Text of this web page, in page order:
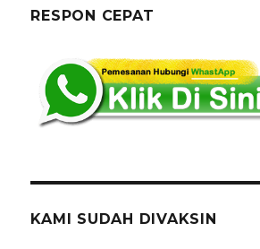
Selatan
RESPON CEPAT
KAMI SUDAH DIVAKSIN